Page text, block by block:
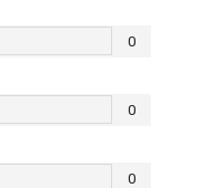
0
0
0